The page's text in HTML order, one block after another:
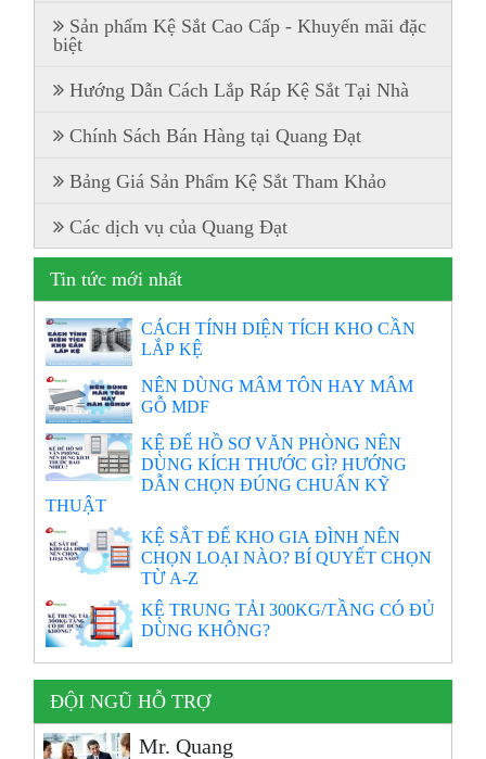
Sản phẩm Kệ Sắt Cao Cấp - Khuyến mãi đặc
biệt
Hướng Dẫn Cách Lắp Ráp Kệ Sắt Tại Nhà
Chính Sách Bán Hàng tại Quang Đạt
Bảng Giá Sản Phẩm Kệ Sắt Tham Khảo
Các dịch vụ của Quang Đạt
Tin tức mới nhất
CÁCH TÍNH DIỆN TÍCH KHO CẦN
LẮP KỆ
NÊN DÙNG MÂM TÔN HAY MÂM
GỖ MDF
KỆ ĐỂ HỒ SƠ VĂN PHÒNG NÊN
DÙNG KÍCH THƯỚC GÌ? HƯỚNG
DẪN CHỌN ĐÚNG CHUẨN KỸ
THUẬT
KỆ SẮT ĐỂ KHO GIA ĐÌNH NÊN
CHỌN LOẠI NÀO? BÍ QUYẾT CHỌN
TỪ A-Z
KỆ TRUNG TẢI 300KG/TẦNG CÓ ĐỦ
DÙNG KHÔNG?
ĐỘI NGŨ HỖ TRỢ
Mr. Quang